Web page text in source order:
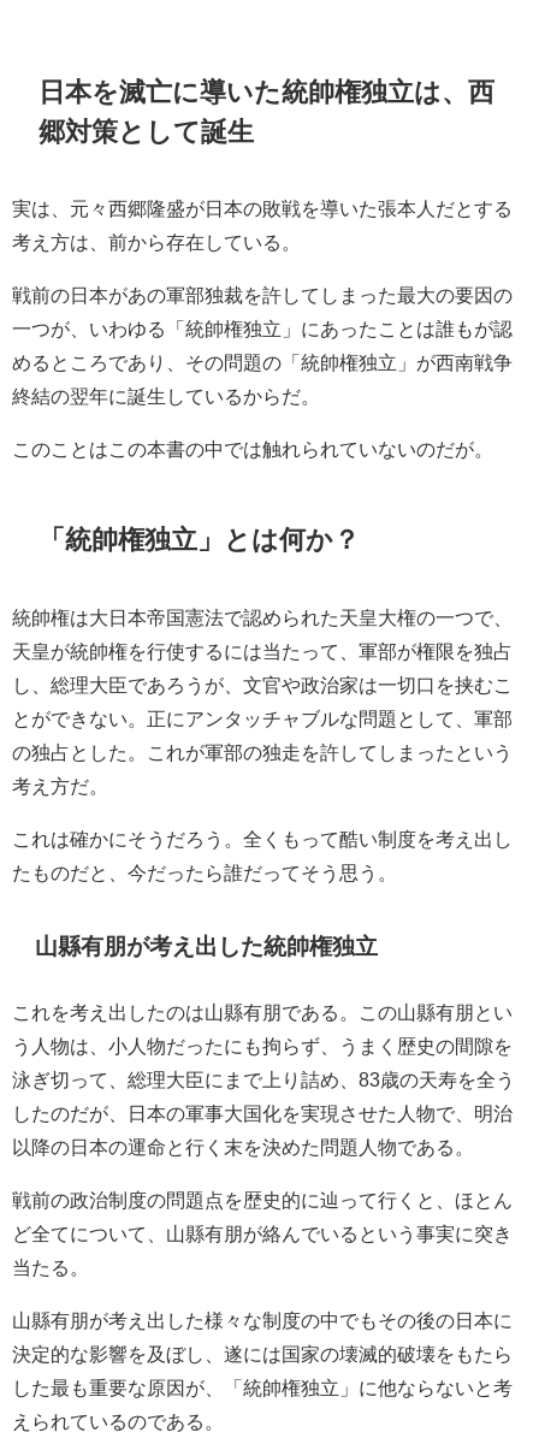
日本を滅亡に導いた統帥権独立は、西
郷対策として誕生
実は、元々西郷隆盛が日本の敗戦を導いた張本人だとする
考え方は、前から存在している。
戦前の日本があの軍部独裁を許してしまった最大の要因の
一つが、いわゆる「統帥権独立」にあったことは誰もが認
めるところであり、その問題の「統帥権独立」が西南戦争
終結の翌年に誕生しているからだ。
このことはこの本書の中では触れられていないのだが。
「統帥権独立」とは何か？
統帥権は大日本帝国憲法で認められた天皇大権の一つで、
天皇が統帥権を行使するには当たって、軍部が権限を独占
し、総理大臣であろうが、文官や政治家は一切口を挟むこ
とができない。正にアンタッチャブルな問題として、軍部
の独占とした。これが軍部の独走を許してしまったという
考え方だ。
これは確かにそうだろう。全くもって酷い制度を考え出し
たものだと、今だったら誰だってそう思う。
山縣有朋が考え出した統帥権独立
これを考え出したのは山縣有朋である。この山縣有朋とい
う人物は、小人物だったにも拘らず、うまく歴史の間隙を
泳ぎ切って、 総理大臣にまで上り詰め、83歳の天寿を全う
したのだが、
日本の軍事大国化を実現させた人物で、明治
以降の日本の運命と行く末を決めた問題人物である。
戦前の政治制度の問題点を歴史的に辿って行くと、ほとん
ど全てについて、山縣有朋が絡んでいるという事実に突き
当たる。
山縣有朋が考え出した様々な制度の中でもその後の日本に
決定的な影響を及ぼし、遂には国家の壊滅的破壊をもたら
した最も重要な原因が、「統帥権独立」に他ならないと考
えられているのである。